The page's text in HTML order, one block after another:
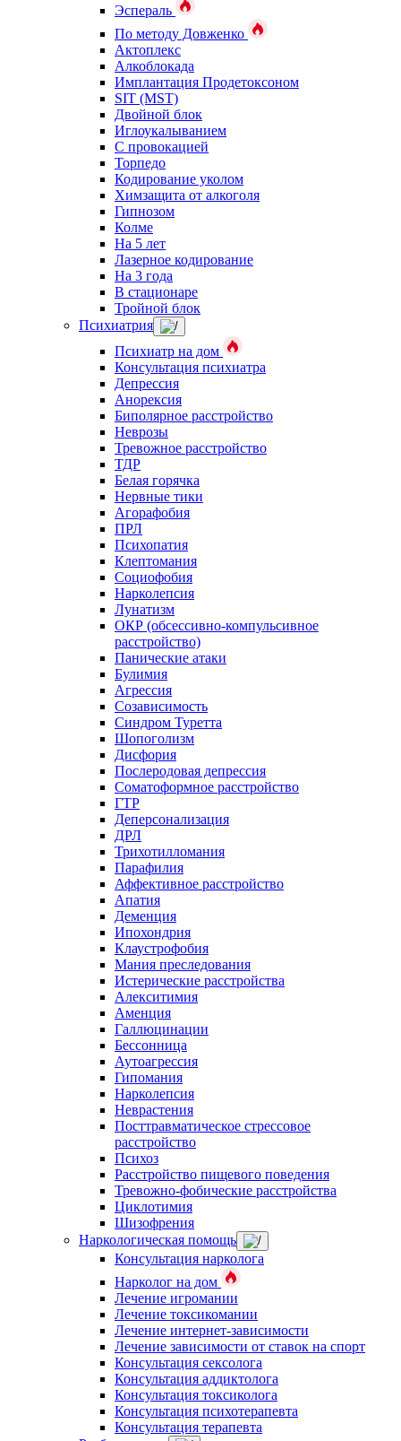
Эспераль
По методу Довженко
Актоплекс
Алкоблокада
Имплантация Продетоксоном
SIT (MST)
Двойной блок
Иглоукалыванием
С провокацией
Торпедо
Кодирование уколом
Химзащита от алкоголя
Гипнозом
Колме
На 5 лет
Лазерное кодирование
На 3 года
В стационаре
Тройной блок
Психиатрия
Психиатр на дом
Консультация психиатра
Депрессия
Анорексия
Биполярное расстройство
Неврозы
Тревожное расстройство
ТДР
Белая горячка
Нервные тики
Агорафобия
ПРЛ
Психопатия
Клептомания
Социофобия
Нарколепсия
Лунатизм
ОКР (обсессивно-компульсивное
расстройство)
Панические атаки
Булимия
Агрессия
Созависимость
Синдром Туретта
Шопоголизм
Дисфория
Послеродовая депрессия
Соматоформное расстройство
ГТР
Деперсонализация
ДРЛ
Трихотилломания
Парафилия
Аффективное расстройство
Апатия
Деменция
Ипохондрия
Клаустрофобия
Мания преследования
Истерические расстройства
Алекситимия
Аменция
Галлюцинации
Бессонница
Аутоагрессия
Гипомания
Нарколепсия
Неврастения
Посттравматическое стрессовое
расстройство
Психоз
Расстройство пищевого поведения
Тревожно-фобические расстройства
Циклотимия
Шизофрения
Наркологическая помощь
Консультация нарколога
Нарколог на дом
Лечение игромании
Лечение токсикомании
Лечение интернет-зависимости
Лечение зависимости от ставок на спорт
Консультация сексолога
Консультация аддиктолога
Консультация токсиколога
Консультация психотерапевта
Консультация терапевта